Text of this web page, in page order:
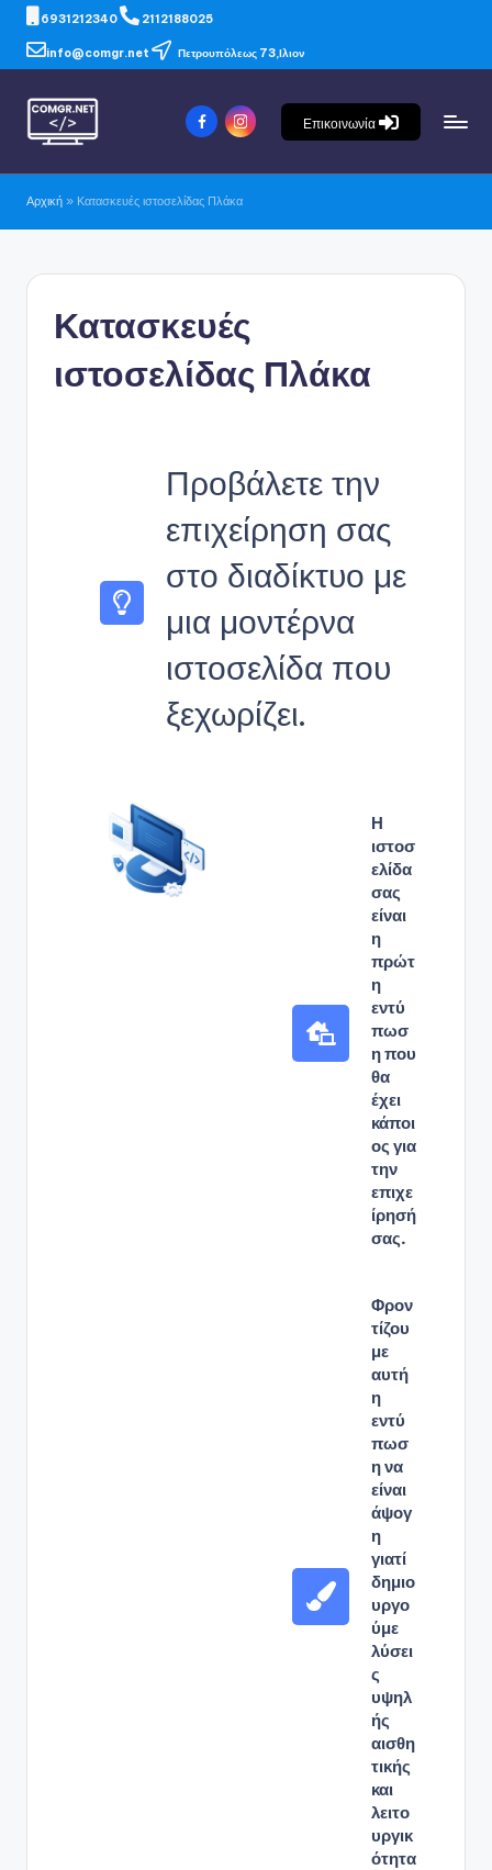
6931212340 2112188025
info@comgr.net Πετρουπόλεως 73,Ιλιον
Επικοινωνία
Αρχική » Κατασκευές ιστοσελίδας Πλάκα
Κατασκευές
ιστοσελίδας Πλάκα
Προβάλετε την
επιχείρηση σας
στο διαδίκτυο με
μια μοντέρνα
ιστοσελίδα που
ξεχωρίζει.
Η
ιστοσ
ελίδα
σας
είναι
η
πρώτ
η
εντύ
πωσ
η που
θα
έχει
κάποι
ος για
την
επιχε
ίρησή
σας.
Φρον
τίζου
με
αυτή
η
εντύ
πωσ
η να
είναι
άψογ
η
γιατί
δημιο
υργο
ύμε
λύσει
ς
υψηλ
ής
αισθη
τικής
και
λειτο
υργικ
ότητα